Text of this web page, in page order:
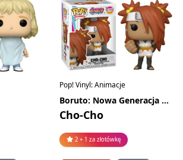
Pop! Vinyl: Animacje
Boruto: Nowa Generacja Naruto
Cho-Cho
2 + 1 za złotówkę